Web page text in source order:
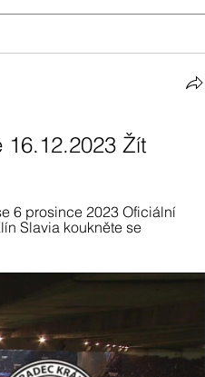
Žít
6 prosince 2023 Oficiální
Slavia koukněte se